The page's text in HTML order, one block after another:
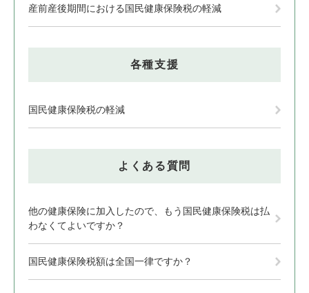
産前産後期間における国民健康保険税の軽減
各種支援
国民健康保険税の軽減
よくある質問
他の健康保険に加入したので、もう国民健康保険税は払
わなくてよいですか？
国民健康保険税額は全国一律ですか？